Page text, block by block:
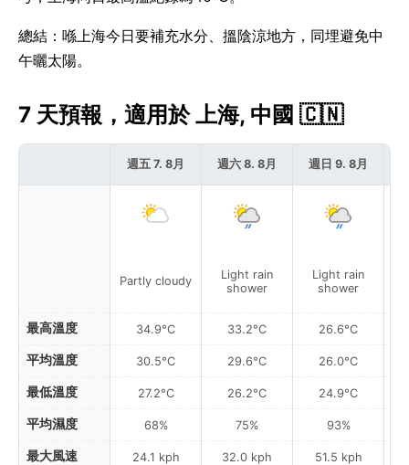
總結：喺上海今日要補充水分、搵陰涼地方，同埋避免中
午曬太陽。
7 天預報，適用於 上海, 中國 🇨🇳
最高溫度
平均溫度
最低溫度
平均濕度
最大風速
週五 7. 8月
Partly cloudy
34.9°C
30.5°C
27.2°C
68%
24.1 kph
週六 8. 8月
Light rain
shower
33.2°C
29.6°C
26.2°C
75%
32.0 kph
週日 9. 8月
Light rain
shower
26.6°C
26.0°C
24.9°C
93%
51.5 kph